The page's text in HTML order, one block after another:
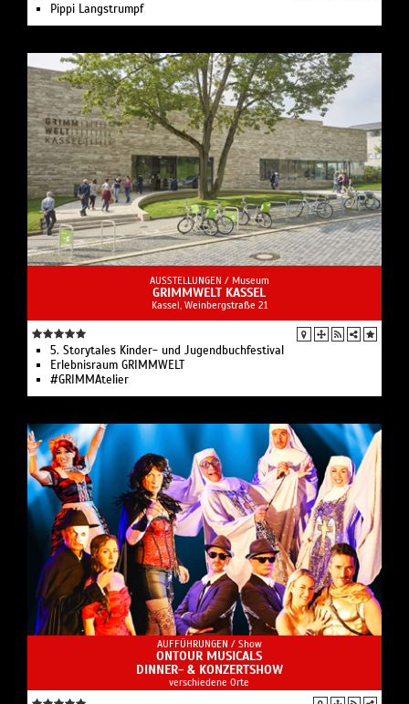
Pippi Langstrumpf
AUSSTELLUNGEN / Museum
GRIMMWELT KASSEL
Kassel, Weinbergstraße 21
5. Storytales Kinder- und Jugendbuchfestival
Erlebnisraum GRIMMWELT
#GRIMMAtelier
AUFFÜHRUNGEN / Show
ONTOUR MUSICALS
DINNER- & KONZERTSHOW
verschiedene Orte